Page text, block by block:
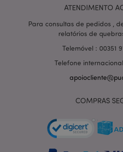
ATENDIMENTO
Para consultas de pedidos ,
relatórios de
Telemóvel : 00351
Telefone
COMPRAS
mage-cache-storage-section-